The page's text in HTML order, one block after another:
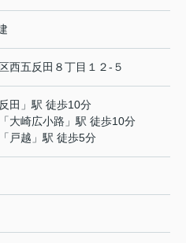
西五反田 ８丁目１２-５
田 」駅 徒歩10分
「大崎広小路 」駅 徒歩10分
「 戸越 」駅 徒歩5分